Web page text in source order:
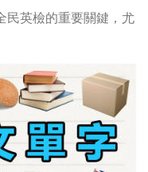
民英檢的重要關鍵，尤